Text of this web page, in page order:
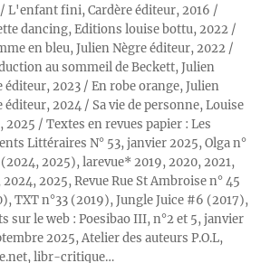
L'enfant fini, Cardère éditeur, 2016 /
dancing, Editions louise bottu, 2022 /
en bleu, Julien Nègre éditeur, 2022 /
au sommeil de Beckett, Julien
éditeur, 2023 / En robe orange, Julien
éditeur, 2024 / Sa vie de personne, Louise
2025 / Textes en revues papier : Les
Littéraires N° 53, janvier 2025, Olga n°
(2024, 2025), larevue* 2019, 2020, 2021,
2024, 2025, Revue Rue St Ambroise n° 45
TXT n°33 (2019), Jungle Juice #6 (2017),
sur le web : Poesibao III, n°2 et 5, janvier
2025, Atelier des auteurs P.O.L,
libr-critique…